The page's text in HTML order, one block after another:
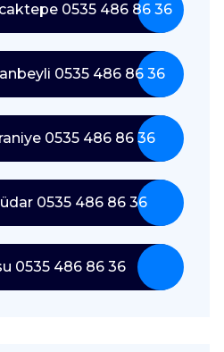
0535 486 86 36
0535 486 86 36
0535 486 86 36
0535 486 86 36
0535 486 86 36